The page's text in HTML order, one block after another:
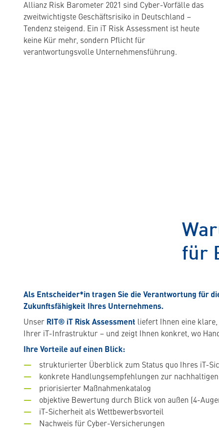
Allianz Risk Barometer 2021 sind Cyber-Vorfälle das
zweitwichtigste Geschäftsrisiko in Deutschland –
Tendenz steigend. Ein iT Risk Assessment ist heute
keine Kür mehr, sondern Pflicht für
verantwortungsvolle Unternehmensführung.
für
Als Entscheider*in tragen Sie die Verantwortung für
Zukunftsfähigkeit Ihres Unternehmens.
Unser RIT® iT Risk Assessment liefert Ihnen eine
Ihrer iT-Infrastruktur – und zeigt Ihnen konkret, wo
Ihre Vorteile auf einen Blick:
strukturierter Überblick zum Status quo Ihres iT-
konkrete Handlungsempfehlungen zur
priorisierter Maßnahmenkatalog
objektive Bewertung durch Blick von außen (4-
iT-Sicherheit als Wettbewerbsvorteil
Nachweis für Cyber-Versicherungen